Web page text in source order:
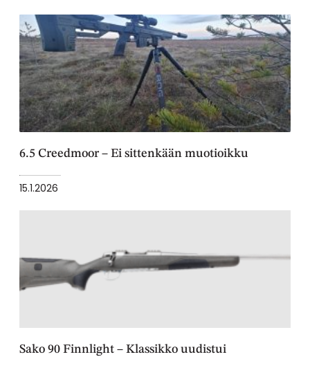
6.5 Creedmoor – Ei sittenkään muotioikku
15.1.2026
Sako 90 Finnlight – Klassikko uudistui